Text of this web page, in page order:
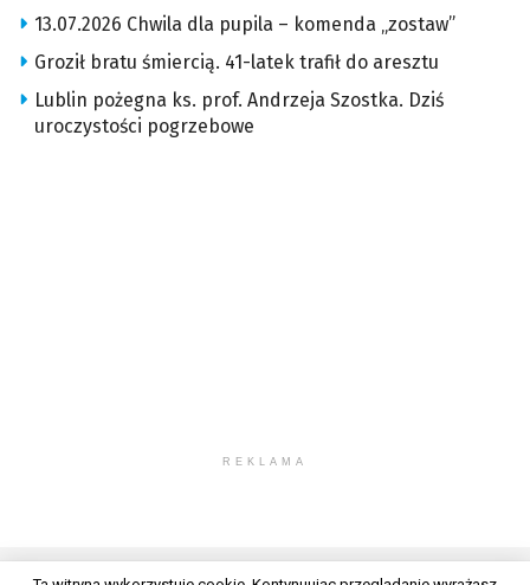
13.07.2026 Chwila dla pupila – komenda „zostaw”
Groził bratu śmiercią. 41-latek trafił do aresztu
Lublin pożegna ks. prof. Andrzeja Szostka. Dziś
uroczystości pogrzebowe
REKLAMA